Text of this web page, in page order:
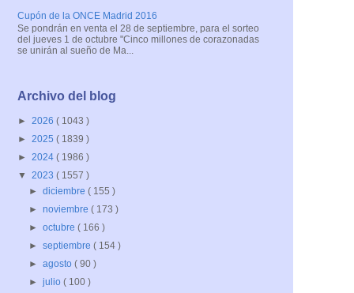
Cupón de la ONCE Madrid 2016
Se pondrán en venta el 28 de septiembre, para el sorteo
del jueves 1 de octubre "Cinco millones de corazonadas
se unirán al sueño de Ma...
Archivo del blog
► 2026 ( 1043 )
► 2025 ( 1839 )
► 2024 ( 1986 )
▼ 2023 ( 1557 )
►diciembre( 155 )
►noviembre( 173 )
►octubre( 166 )
►septiembre( 154 )
►agosto( 90 )
►julio( 100 )